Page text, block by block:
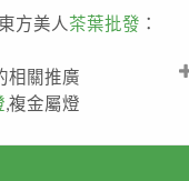
方美人 茶葉批發 ：
相關推廣
,複金屬燈